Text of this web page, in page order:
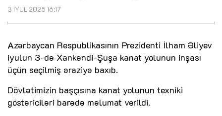
3 İYUL 2025 16:17
Azərbaycan Respublikasının Prezidenti İlham Əliyev
iyulun 3-də Xankəndi-Şuşa kanat yolunun inşası
üçün seçilmiş əraziyə baxıb.
Dövlətimizin başçısına kanat yolunun texniki
göstəriciləri barədə məlumat verildi.